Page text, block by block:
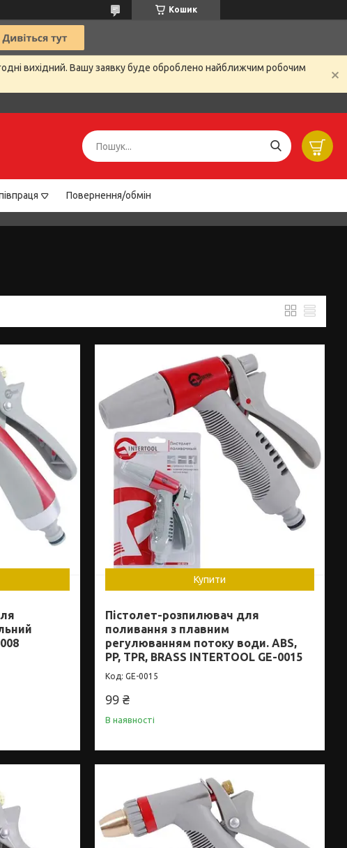
Кошик
вихідний. Вашу заявку буде оброблено найближчим робочим
Повернення/обмін
Купити
Пістолет-розпилювач для
поливання з плавним
регулюванням потоку води. ABS,
PP, TPR, BRASS INTERTOOL GE-0015
GE-0015
99 ₴
В наявності